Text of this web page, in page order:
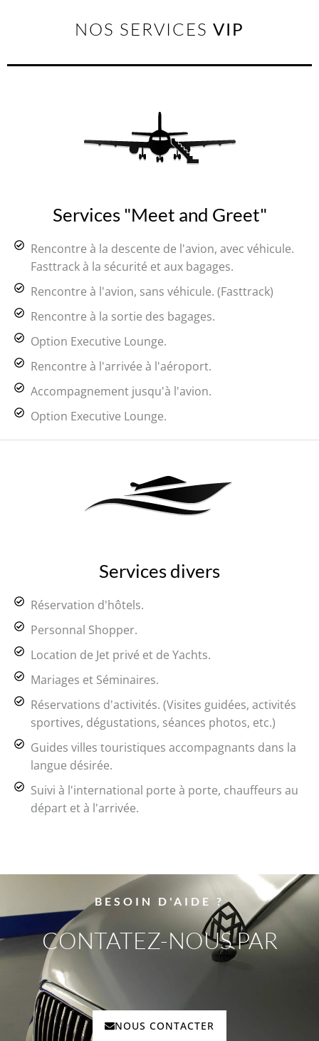
NOS SERVICES VIP
Services "Meet and Greet"
Rencontre à la descente de l'avion, avec véhicule.
Fasttrack à la sécurité et aux bagages.
Rencontre à l'avion, sans véhicule. (Fasttrack)
Rencontre à la sortie des bagages.
Option Executive Lounge.
Rencontre à l'arrivée à l'aéroport.
Accompagnement jusqu'à l'avion.
Option Executive Lounge.
Services divers
Réservation d'hôtels.
Personnal Shopper.
Location de Jet privé et de Yachts.
Mariages et Séminaires.
Réservations d'activités. (Visites guidées, activités
sportives, dégustations, séances photos, etc.)
Guides villes touristiques accompagnants dans la
langue désirée.
Suivi à l'international porte à porte, chauffeurs au
départ et à l'arrivée.
BESOIN D'AIDE ?
CONTATEZ-NOUS PAR
NOUS CONTACTER